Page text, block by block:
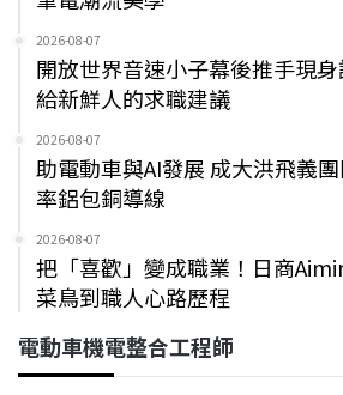
2026-08-07
開放世界音速小子幕後推手現
給新鮮人的求職建議
2026-08-07
助電動車與AI發展 成大洪飛義
率鋁包銅導線
2026-08-07
把「喜歡」變成職業！日商
菜鳥到職人心路歷程
電動車機電整合工程師